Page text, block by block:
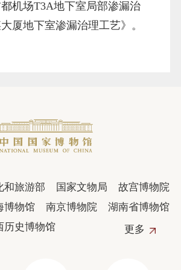
机场T3A地下室局部渗漏治
厦地下室渗漏治理工艺》。
和旅游部 国家文物局
故宫博物院
博物馆
南京博物院
湖南省博物馆
历史博物馆
更多